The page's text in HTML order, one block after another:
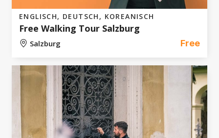
Alle No(5) Yes(2)
Preis
€15,- - €290,- Zurücksetzen
ENGLISCH, DEUTSCH, KOREANISCH
Free Walking Tour Salzburg
Salzburg Free